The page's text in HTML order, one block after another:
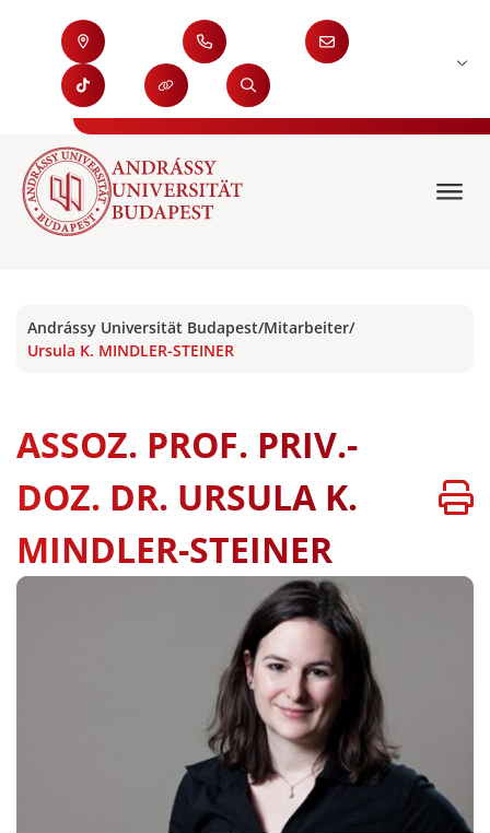
Andrássy Universität Budapest/Mitarbeiter/
Ursula K. MINDLER-STEINER
ASSOZ. PROF. PRIV.-
DOZ. DR. URSULA K.
MINDLER-STEINER